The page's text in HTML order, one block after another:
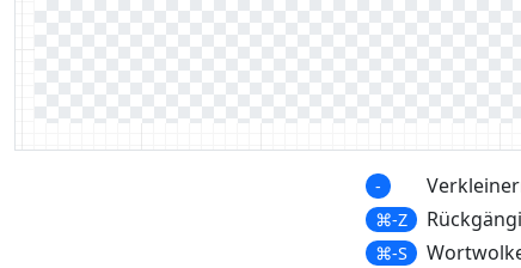
-
⌘-Z
⌘-S